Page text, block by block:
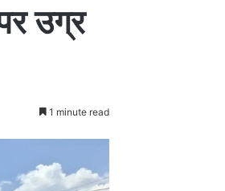
उग्र
1 minute read